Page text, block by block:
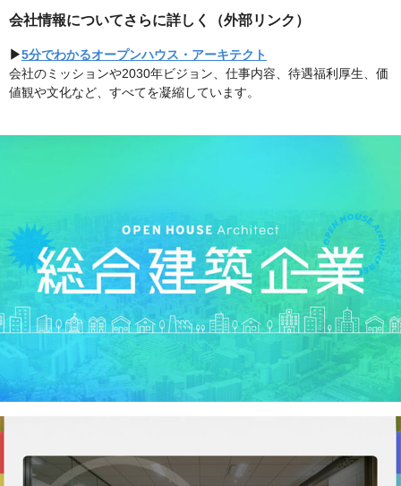
会社情報についてさらに詳しく（外部リンク）
▶︎5分でわかるオープンハウス・アーキテクト
会社のミッションや2030年ビジョン、仕事内容、待遇福利厚生、価
値観や文化など、すべてを凝縮しています。